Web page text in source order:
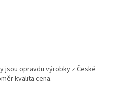
je 5 z 5 hvězdiček.
jsou opravdu výrobky z České
kvalita cena.